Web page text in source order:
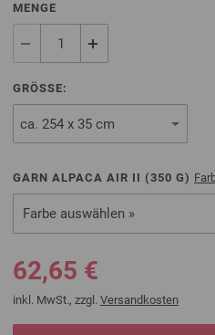
MENGE
GRÖSSE:
GARN ALPACA AIR II (350 G)
Farbe auswählen »
62,65 €
inkl. MwSt., zzgl. Versandkosten